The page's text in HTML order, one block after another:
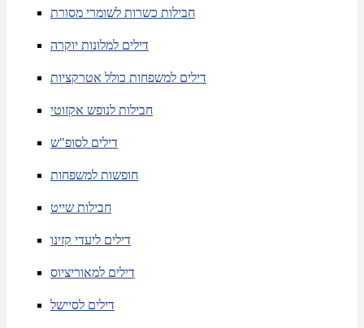
חבילות כשרות לשומרי מסורת
דילים למלונות יוקרה
דילים למשפחות כולל אטרקציות
חבילות לנופש אקזוטי
דילים לסופ"ש
חופשות למשפחות
חבילות שייט
דילים ליעדי קזינו
דילים למאוריציוס
דילים לסיישל